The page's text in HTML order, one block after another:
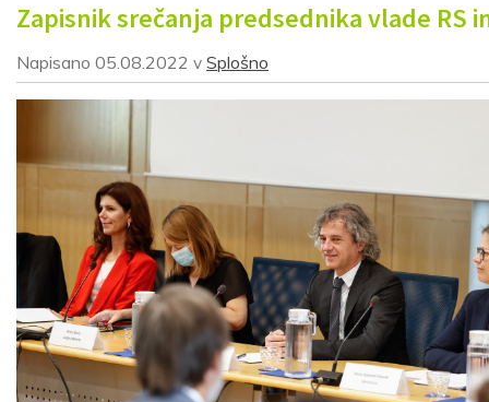
Zapisnik srečanja predsednika vlade RS
Napisano 05.08.2022 v Splošno